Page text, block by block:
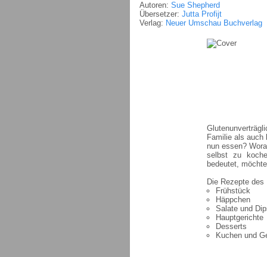
Autoren: Sue Shepherd
Übersetzer: Jutta Profijt
Verlag: Neuer Umschau Buchverlag
Familie als
nun essen?
selbst zu
bedeutet,
Die Rezepte
Frühstück
Häppchen
Salate und
Hauptgerichte
Desserts
Kuchen und